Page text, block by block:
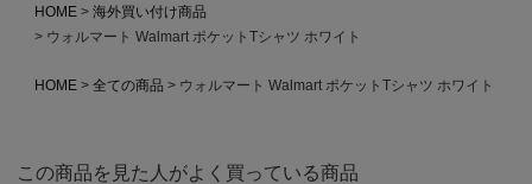
HOME
海外買い付け商品
ウォルマート Walmart ポケットTシャツ ホワイト
HOME 全ての商品 ウォルマート Walmart ポケットTシャツ ホワイト
この商品を見た人がよく買っている商品